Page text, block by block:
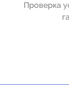
Проверка